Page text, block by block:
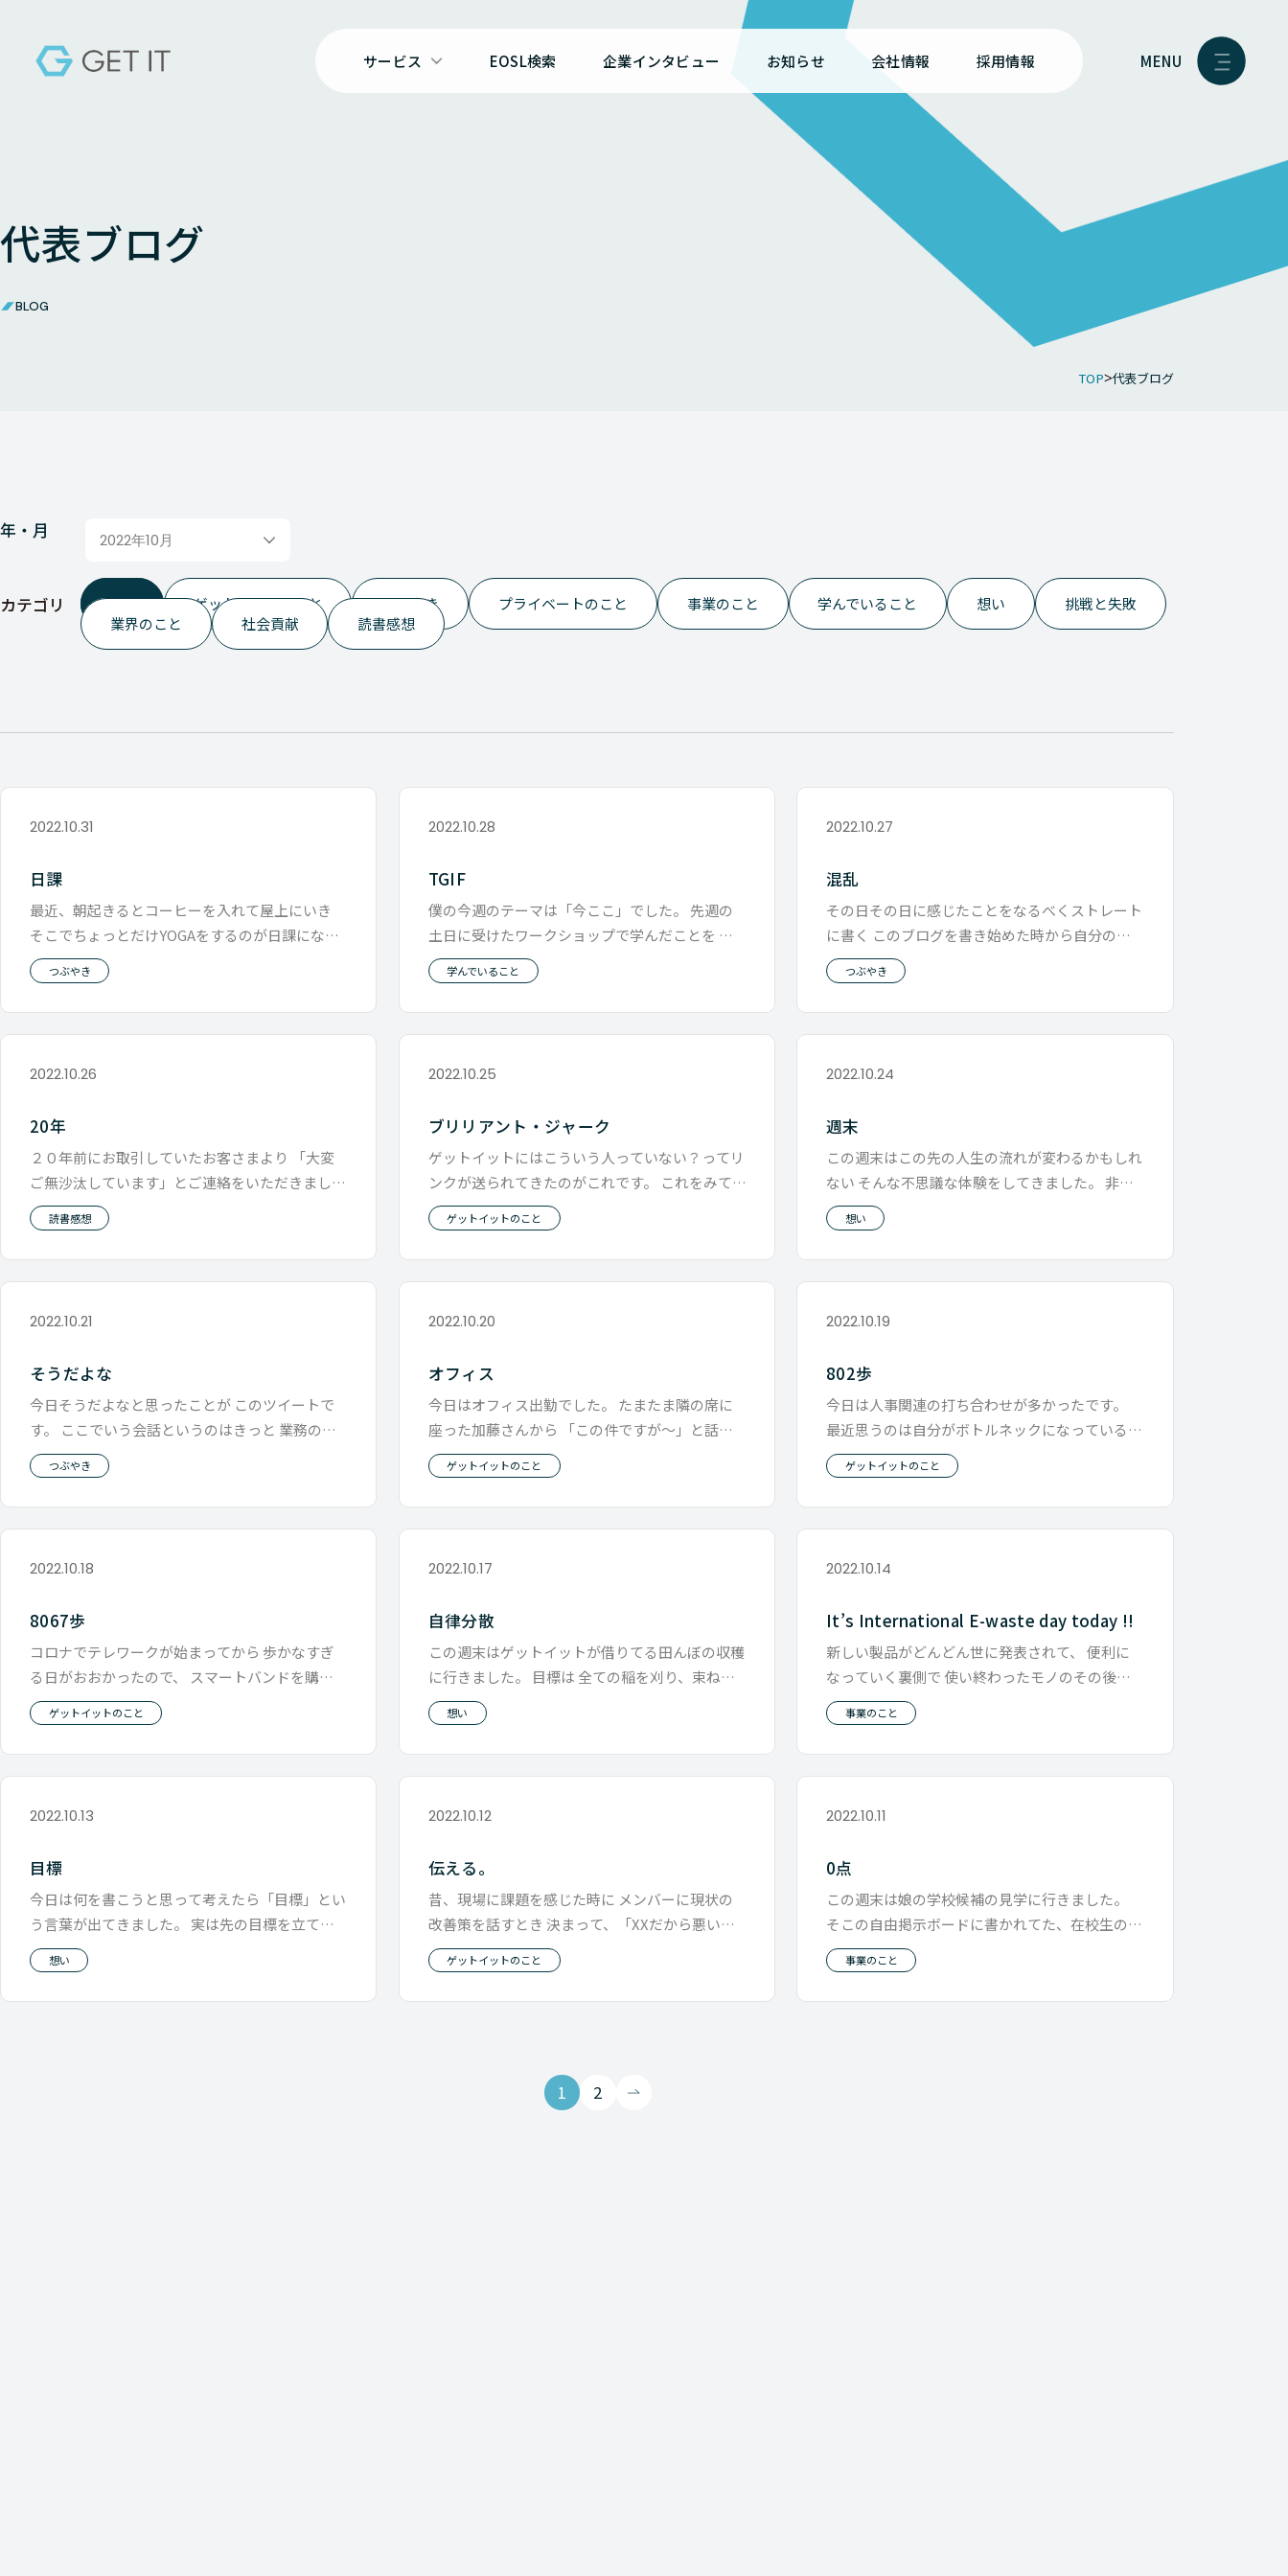
サービス EOSL検索 企業インタビュー お知らせ 会社情報 採用情報 MENU
代表ブログ
BLOG
TOP 代表ブログ
年・月 2022年10月
カテゴリ ALL ゲットイットのこと つぶやき プライベートのこと 事業のこと 学んでいること 想い
挑戦と失敗
業界のこと
社会貢献 読書感想
2022.10.31
日課
最近、朝起きるとコーヒーを入れて屋上にいき
そこでちょっとだけYOGAをするのが日課になっ
ています。 太陽を感じて 風を
つぶやき
2022.10.28
TGIF
僕の今週のテーマは「今ここ」でした。 先週の
土日に受けたワークショップで学んだことを 実
践してみる。そんな毎日で思い返し
学んでいること
2022.10.27
混乱
その日その日に感じたことをなるべくストレート
に書く このブログを書き始めた時から自分のな
かで 守っているガイドラインです
つぶやき
2022.10.26
20年
２０年前にお取引していたお客さまより 「大変
ご無沙汰しています」とご連絡をいただきまし
た。 勝どきを通ったときにふと「ゲ
読書感想
2022.10.25
ブリリアント・ジャーク
ゲットイットにはこういう人っていない？ってリ
ンクが送られてきたのがこれです。 これをみて、
一番響いたのが最下部の文書 「
ゲットイットのこと
2022.10.24
週末
この週末はこの先の人生の流れが変わるかもしれ
ない そんな不思議な体験をしてきました。 非日
常すぎるのと感じたことが多すぎ
想い
2022.10.21
そうだよな
今日そうだよなと思ったことが このツイートで
す。 ここでいう会話というのはきっと 業務のこ
とだけを話すのではなく、 その
つぶやき
2022.10.20
オフィス
今日はオフィス出勤でした。 たまたま隣の席に
座った加藤さんから 「この件ですが〜」と話し
かけられてみて やっぱり オンラ
ゲットイットのこと
2022.10.19
802歩
今日は人事関連の打ち合わせが多かったです。
最近思うのは自分がボトルネックになっているこ
と。 僕のところがクビレすぎてて
ゲットイットのこと
2022.10.18
8067歩
コロナでテレワークが始まってから 歩かなすぎ
る日がおおかったので、 スマートバンドを購入
して 毎日、何歩ぐらい歩いたのか
ゲットイットのこと
2022.10.17
自律分散
この週末はゲットイットが借りてる田んぼの収穫
に行きました。 目標は 全ての稲を刈り、束ね
て、干す事。 そしてそれに伴う作
想い
2022.10.14
It’s International E-waste day today !!
新しい製品がどんどん世に発表されて、 便利に
なっていく裏側で 使い終わったモノのその後を
追っていくと 巡り巡って遠く離れ
事業のこと
2022.10.13
目標
今日は何を書こうと思って考えたら「目標」とい
う言葉が出てきました。 実は先の目標を立てる
のが苦手です。 そしてこの言葉で
想い
2022.10.12
伝える。
昔、現場に課題を感じた時に メンバーに現状の
改善策を話すとき 決まって、「XXだから悪い、
XXXXすべき」 といった構文
ゲットイットのこと
2022.10.11
0点
この週末は娘の学校候補の見学に行きました。
そこの自由掲示ボードに書かれてた、在校生の俳
句に 僕の心はワシ掴みされました
事業のこと
1 2